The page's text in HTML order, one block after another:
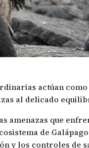
actúan
al delicado
amenazas que
de
y los controles de